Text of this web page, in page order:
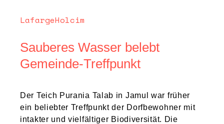
LafargeHolcim
Sauberes Wasser belebt
Gemeinde-Treffpunkt
Der Teich Purania Talab in Jamul war früher
ein beliebter Treffpunkt der Dorfbewohner mit
intakter und vielfältiger Biodiversität. Die